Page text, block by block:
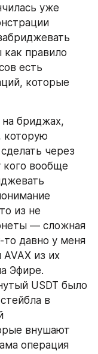
уже
правило
есть
которые
на бриджах,
которую
через
вообще
из не
— сложная
то давно у меня
из их
Эфире.
USDT было
в
внушают
операция